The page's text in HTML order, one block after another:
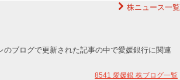
ィングス＜５８３０＞（東証プライム）・愛媛銀行＜
株ニュース一覧
のブログで更新された記事の中で愛媛銀行に関連
8541 愛媛銀 株ブログ一覧